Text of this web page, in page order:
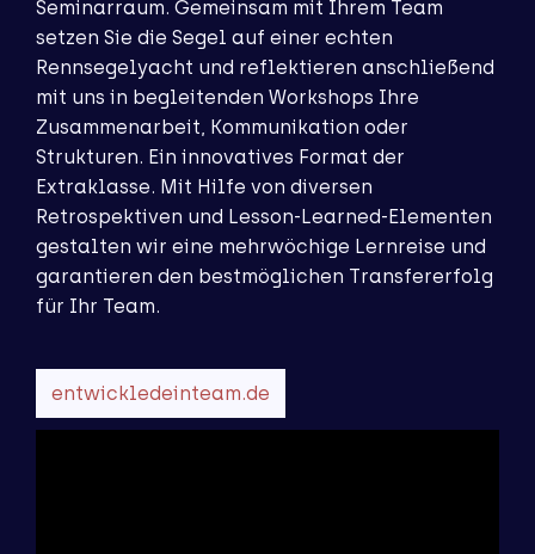
Seminarraum. Gemeinsam mit Ihrem Team
setzen Sie die Segel auf einer echten
Rennsegelyacht und reflektieren anschließend
mit uns in begleitenden Workshops Ihre
Zusammenarbeit, Kommunikation oder
Strukturen. Ein innovatives Format der
Extraklasse. Mit Hilfe von diversen
Retrospektiven und Lesson-Learned-Elementen
gestalten wir eine mehrwöchige Lernreise und
garantieren den bestmöglichen Transfererfolg
für Ihr Team.
entwickledeinteam.de